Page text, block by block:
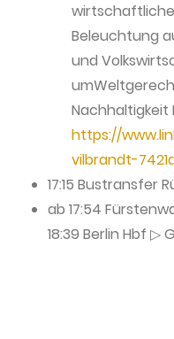
Beleuchtung
und
Nachhaltigkeit
https://
vilbrandt-
17:15 Bustransfer
ab 17:54
18:39 Berlin Hbf ▷